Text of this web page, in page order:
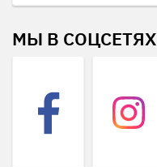
МЫ В СОЦСЕТЯХ